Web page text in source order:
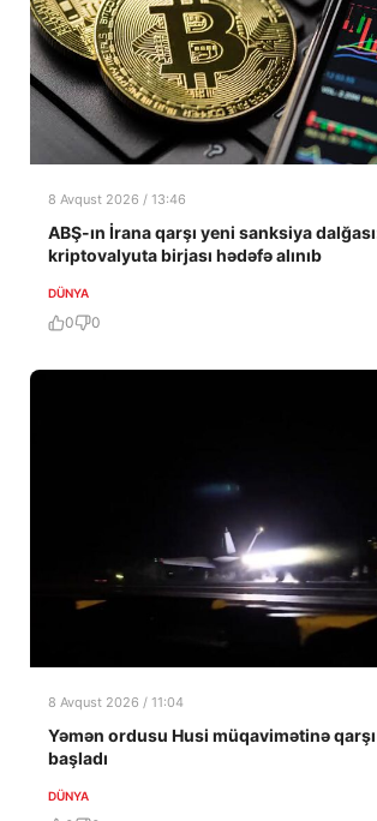
8 Avqust 2026 / 13:46
ABŞ-ın İrana qarşı yeni sanksiya
kriptovalyuta birjası hədəfə alınıb
DÜNYA
0 0
8 Avqust 2026 / 11:04
Yəmən ordusu Husi müqavimətinə
başladı
DÜNYA